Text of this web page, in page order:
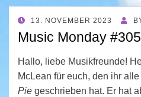
POSTED
ON
13. NOVEMBER 2023
Music Monday
Hallo, liebe Musikfreunde!
McLean für euch, den ihr
Pie geschrieben hat. Er hat